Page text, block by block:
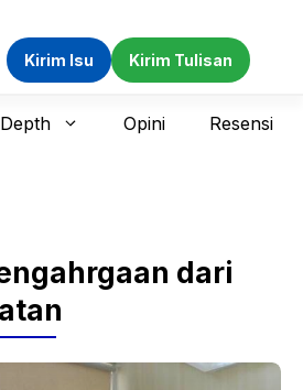
Kirim Isu Kirim Tulisan
Opini Resensi
dari